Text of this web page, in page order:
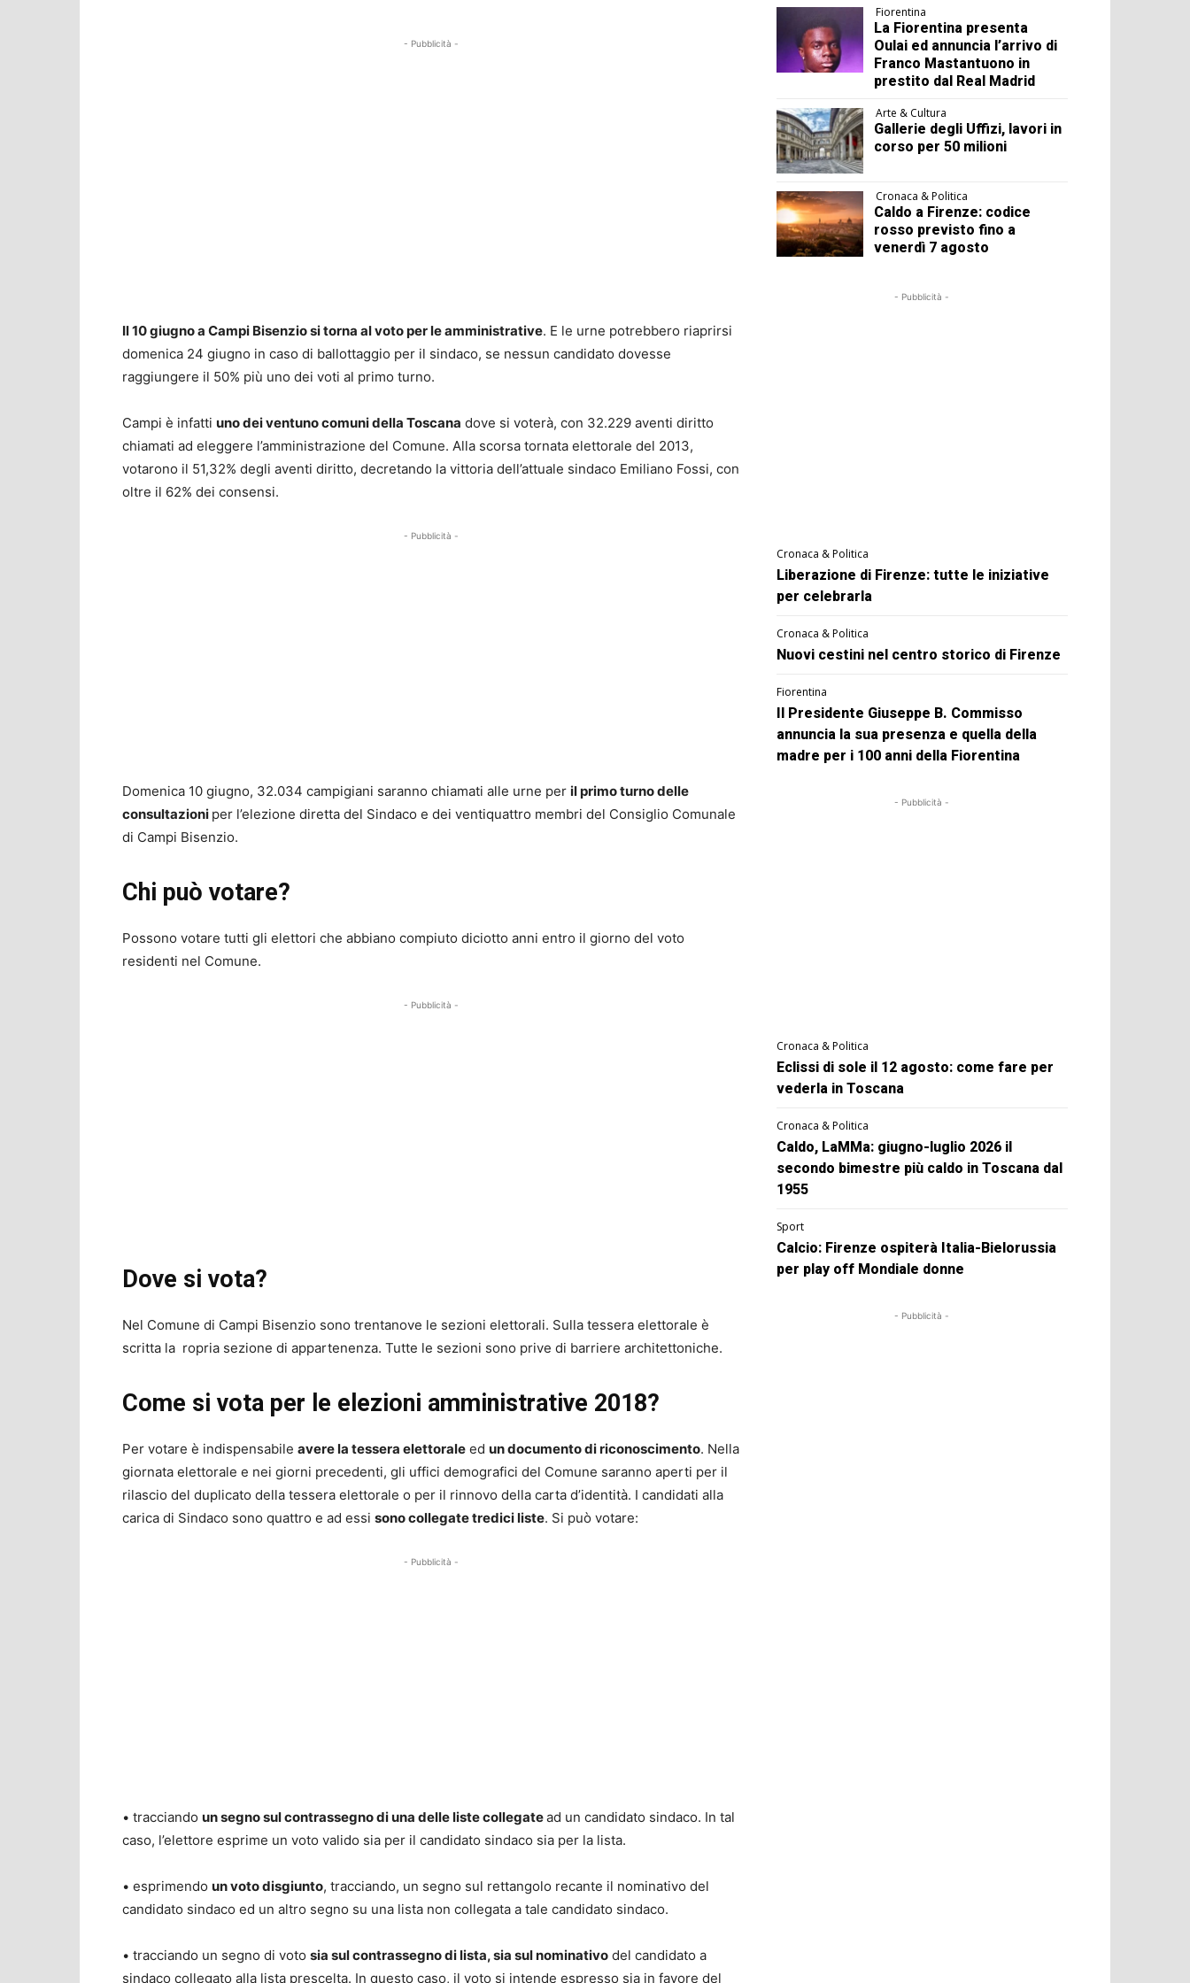
- Pubblicità -
Il 10 giugno a Campi Bisenzio si torna al voto per le amministrative. E le urne potrebbero riaprirsi
domenica 24 giugno in caso di ballottaggio per il sindaco, se nessun candidato dovesse
raggiungere il 50% più uno dei voti al primo turno.
Campi è infatti uno dei ventuno comuni della Toscana dove si voterà, con 32.229 aventi diritto
chiamati ad eleggere l’amministrazione del Comune. Alla scorsa tornata elettorale del 2013,
votarono il 51,32% degli aventi diritto, decretando la vittoria dell’attuale sindaco Emiliano Fossi, con
oltre il 62% dei consensi.
- Pubblicità -
Domenica 10 giugno, 32.034 campigiani saranno chiamati alle urne per il primo turno delle
consultazioni per l’elezione diretta del Sindaco e dei ventiquattro membri del Consiglio Comunale
di Campi Bisenzio.
Chi può votare?
Possono votare tutti gli elettori che abbiano compiuto diciotto anni entro il giorno del voto
residenti nel Comune.
- Pubblicità -
Dove si vota?
Nel Comune di Campi Bisenzio sono trentanove le sezioni elettorali. Sulla tessera elettorale è
scritta la ropria sezione di appartenenza. Tutte le sezioni sono prive di barriere architettoniche.
Come si vota per le elezioni amministrative 2018?
Per votare è indispensabile avere la tessera elettorale ed un documento di riconoscimento. Nella
giornata elettorale e nei giorni precedenti, gli uffici demografici del Comune saranno aperti per il
rilascio del duplicato della tessera elettorale o per il rinnovo della carta d’identità. I candidati alla
carica di Sindaco sono quattro e ad essi sono collegate tredici liste. Si può votare:
- Pubblicità -
• tracciando un segno sul contrassegno di una delle liste collegatead un candidato sindaco. In tal
caso, l’elettore esprime un voto valido sia per il candidato sindaco sia per la lista.
• esprimendo un voto disgiunto, tracciando, un segno sul rettangolo recante il nominativo del
candidato sindaco ed un altro segno su una lista non collegata a tale candidato sindaco.
• tracciando un segno di voto sia sul contrassegno di lista, sia sul nominativo del candidato a
sindaco collegato alla lista prescelta. In questo caso, il voto si intende espresso sia in favore del
Fiorentina
La Fiorentina presenta
Oulai ed annuncia l’arrivo di
Franco Mastantuono in
prestito dal Real Madrid
Arte & Cultura
Gallerie degli Uffizi, lavori in
corso per 50 milioni
Cronaca & Politica
Caldo a Firenze: codice
rosso previsto fino a
venerdì 7 agosto
- Pubblicità -
Cronaca & Politica
Liberazione di Firenze: tutte le iniziative
per celebrarla
Cronaca & Politica
Nuovi cestini nel centro storico di Firenze
Fiorentina
Il Presidente Giuseppe B. Commisso
annuncia la sua presenza e quella della
madre per i 100 anni della Fiorentina
- Pubblicità -
Cronaca & Politica
Eclissi di sole il 12 agosto: come fare per
vederla in Toscana
Cronaca & Politica
Caldo, LaMMa: giugno-luglio 2026 il
secondo bimestre più caldo in Toscana dal
1955
Sport
Calcio: Firenze ospiterà Italia-Bielorussia
per play off Mondiale donne
- Pubblicità -